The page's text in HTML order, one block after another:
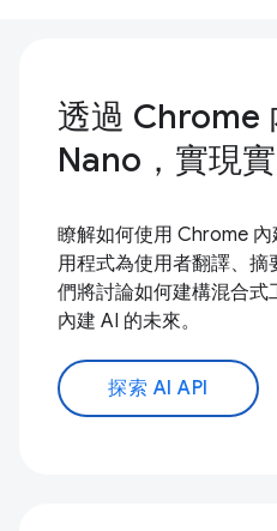
透過 Chrome
Nano，實現
瞭解如何使用 Chrome
用程式為使用者翻譯、
們將討論如何建構混合式
內建 AI 的未來。
探索 AI API